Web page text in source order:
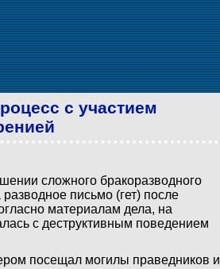
с участием
сложного бракоразводного
письмо (гет) после
материалам дела, на
с деструктивным поведением
посещал могилы праведников и